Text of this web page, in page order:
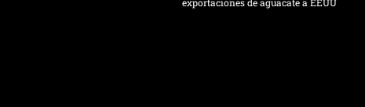
exportaciones de aguacate a EEUU